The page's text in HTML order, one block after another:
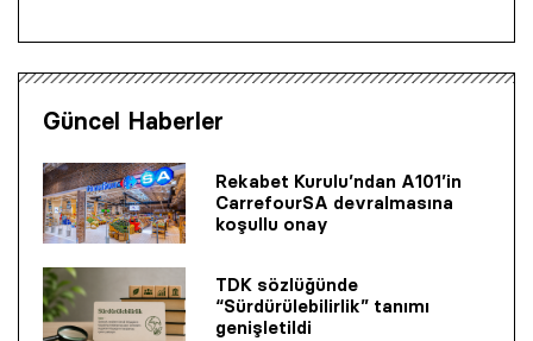
Güncel Haberler
Rekabet Kurulu’ndan A101’in
CarrefourSA devralmasına
koşullu onay
TDK sözlüğünde
“Sürdürülebilirlik” tanımı
genişletildi